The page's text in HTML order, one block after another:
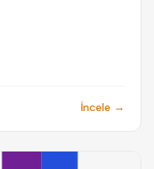
İncele →